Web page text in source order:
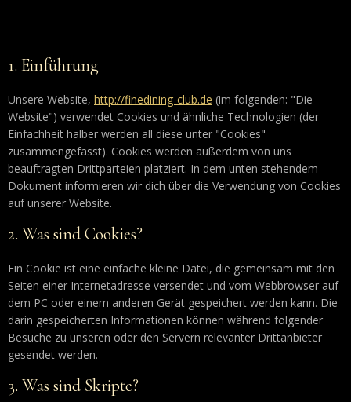
1. Einführung
Unsere Website, http://finedining-club.de (im folgenden: "Die
Website") verwendet Cookies und ähnliche Technologien (der
Einfachheit halber werden all diese unter "Cookies"
zusammengefasst). Cookies werden außerdem von uns
beauftragten Drittparteien platziert. In dem unten stehendem
Dokument informieren wir dich über die Verwendung von Cookies
auf unserer Website.
2. Was sind Cookies?
Ein Cookie ist eine einfache kleine Datei, die gemeinsam mit den
Seiten einer Internetadresse versendet und vom Webbrowser auf
dem PC oder einem anderen Gerät gespeichert werden kann. Die
darin gespeicherten Informationen können während folgender
Besuche zu unseren oder den Servern relevanter Drittanbieter
gesendet werden.
3. Was sind Skripte?